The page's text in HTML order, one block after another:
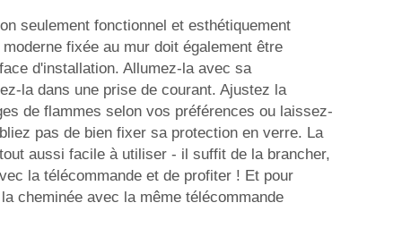
seulement fonctionnel et esthétiquement
fixée au mur doit également être
d'installation. Allumez-la avec sa
la dans une prise de courant. Ajustez la
de flammes selon vos préférences ou laissez-
pas de bien fixer sa protection en verre. La
aussi facile à utiliser - il suffit de la brancher,
la télécommande et de profiter ! Et pour
cheminée avec la même télécommande